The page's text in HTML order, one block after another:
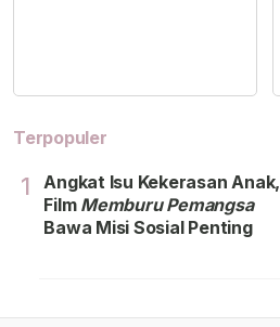
Terpopuler
1
Angkat Isu Kekerasan Anak,
Film Memburu Pemangsa
Bawa Misi Sosial Penting